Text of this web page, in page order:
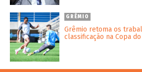
GRÊMIO
Grêmio retoma os
classificação na Copa